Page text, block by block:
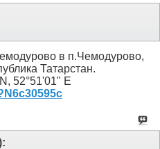
в п.Чемодурово,
Татарстан.
52°51'01" E